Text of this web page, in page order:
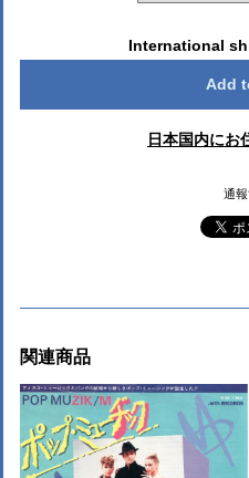
International
Add
日本国内にお
通
関連商品